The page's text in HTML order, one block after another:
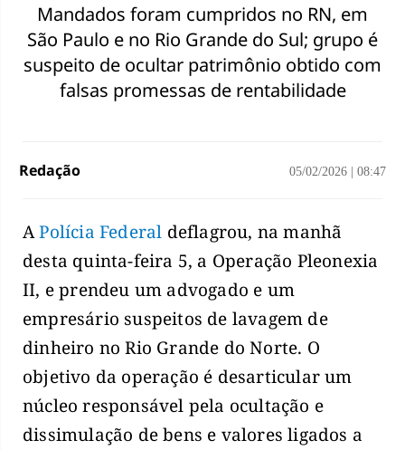
Mandados foram cumpridos no RN, em
São Paulo e no Rio Grande do Sul; grupo é
suspeito de ocultar patrimônio obtido com
falsas promessas de rentabilidade
Redação 05/02/2026 08:47
APolícia Federal deflagrou, na manhã
desta quinta-feira 5, a Operação Pleonexia
II, e prendeu um advogado e um
empresário suspeitos de lavagem de
dinheiro no Rio Grande do Norte. O
objetivo da operação é desarticular um
núcleo responsável pela ocultação e
dissimulação de bens e valores ligados a